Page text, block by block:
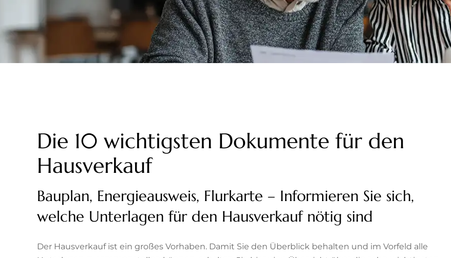
Die 10 wichtigsten Dokumente für den
Hausverkauf
Bauplan, Energieausweis, Flurkarte – Informieren Sie sich,
welche Unterlagen für den Hausverkauf nötig sind
Der Hausverkauf ist ein großes Vorhaben. Damit Sie den Überblick behalten und im Vorfeld alle